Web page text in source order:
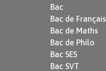
Bac
Bac de Français
Bac de Maths
Bac de Philo
Bac SES
Bac SVT